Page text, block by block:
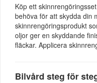
Köp ett
behöva för att skydda din
skinnrengöringsprodukt
oljor ger en skyddande
fläckar. Applicera
Bilvård steg för